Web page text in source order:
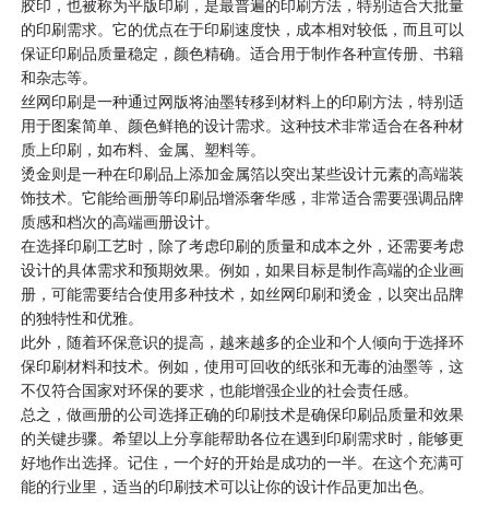
胶印，也被称为平版印刷，是最普遍的印刷方法，特别适合大批量
的印刷需求。它的优点在于印刷速度快，成本相对较低，而且可以
保证印刷品质量稳定，颜色精确。适合用于制作各种宣传册、书籍
和杂志等。
丝网印刷是一种通过网版将油墨转移到材料上的印刷方法，特别适
用于图案简单、颜色鲜艳的设计需求。这种技术非常适合在各种材
质上印刷，如布料、金属、塑料等。
烫金则是一种在印刷品上添加金属箔以突出某些设计元素的高端装
饰技术。它能给画册等印刷品增添奢华感，非常适合需要强调品牌
质感和档次的高端画册设计。
在选择印刷工艺时，除了考虑印刷的质量和成本之外，还需要考虑
设计的具体需求和预期效果。例如，如果目标是制作高端的企业画
册，可能需要结合使用多种技术，如丝网印刷和烫金，以突出品牌
的独特性和优雅。
此外，随着环保意识的提高，越来越多的企业和个人倾向于选择环
保印刷材料和技术。例如，使用可回收的纸张和无毒的油墨等，这
不仅符合国家对环保的要求，也能增强企业的社会责任感。
总之，做画册的公司选择正确的印刷技术是确保印刷品质量和效果
的关键步骤。希望以上分享能帮助各位在遇到印刷需求时，能够更
好地作出选择。记住，一个好的开始是成功的一半。在这个充满可
能的行业里，适当的印刷技术可以让你的设计作品更加出色。